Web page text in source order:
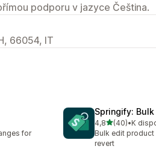
podporu v jazyce Čeština.
66054, IT
for
Springify:
4,8z 5 hvězd
(40)
Celkový počet
•K
Bulk edit
revert